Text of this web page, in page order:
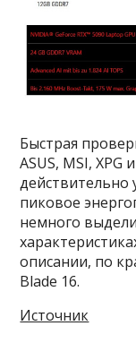
Быстрая
ASUS, MSI,
действительно
пиковое
немного
описании, по
Blade 16.
Источник